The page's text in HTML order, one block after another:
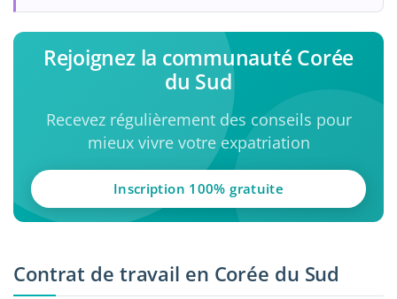
Rejoignez la communauté Corée
du Sud
Recevez régulièrement des conseils pour
mieux vivre votre expatriation
Inscription 100% gratuite
Contrat de travail en Corée du Sud